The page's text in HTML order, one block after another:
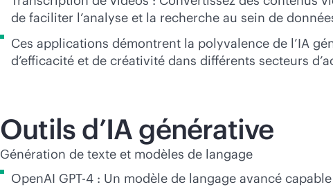
de faciliter l’analyse et la recherche au sein de
Ces applications démontrent la polyvalence de l’IA
d’efficacité et de créativité dans différents secteurs
Outils d’IA générative
Génération de texte et modèles de langage
OpenAI GPT-4 : Un modèle de langage avancé